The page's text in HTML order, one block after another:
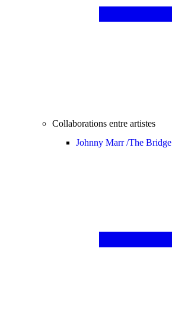
Collaborations entre artistes
Johnny Marr /The Bridge